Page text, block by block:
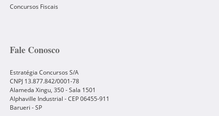
Concursos Fiscais
Fale Conosco
Estratégia Concursos S/A
CNPJ 13.877.842/0001-78
Alameda Xingu, 350 - Sala 1501
Alphaville Industrial - CEP06455-911
Barueri -SP